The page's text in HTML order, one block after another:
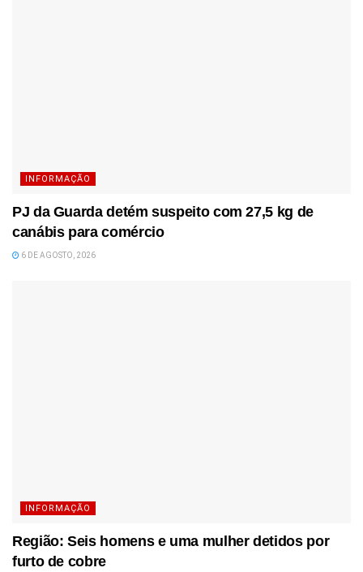
INFORMAÇÃO
PJ da Guarda detém suspeito com 27,5 kg de
canábis para comércio
6 DE AGOSTO, 2026
INFORMAÇÃO
Região: Seis homens e uma mulher detidos por
furto de cobre